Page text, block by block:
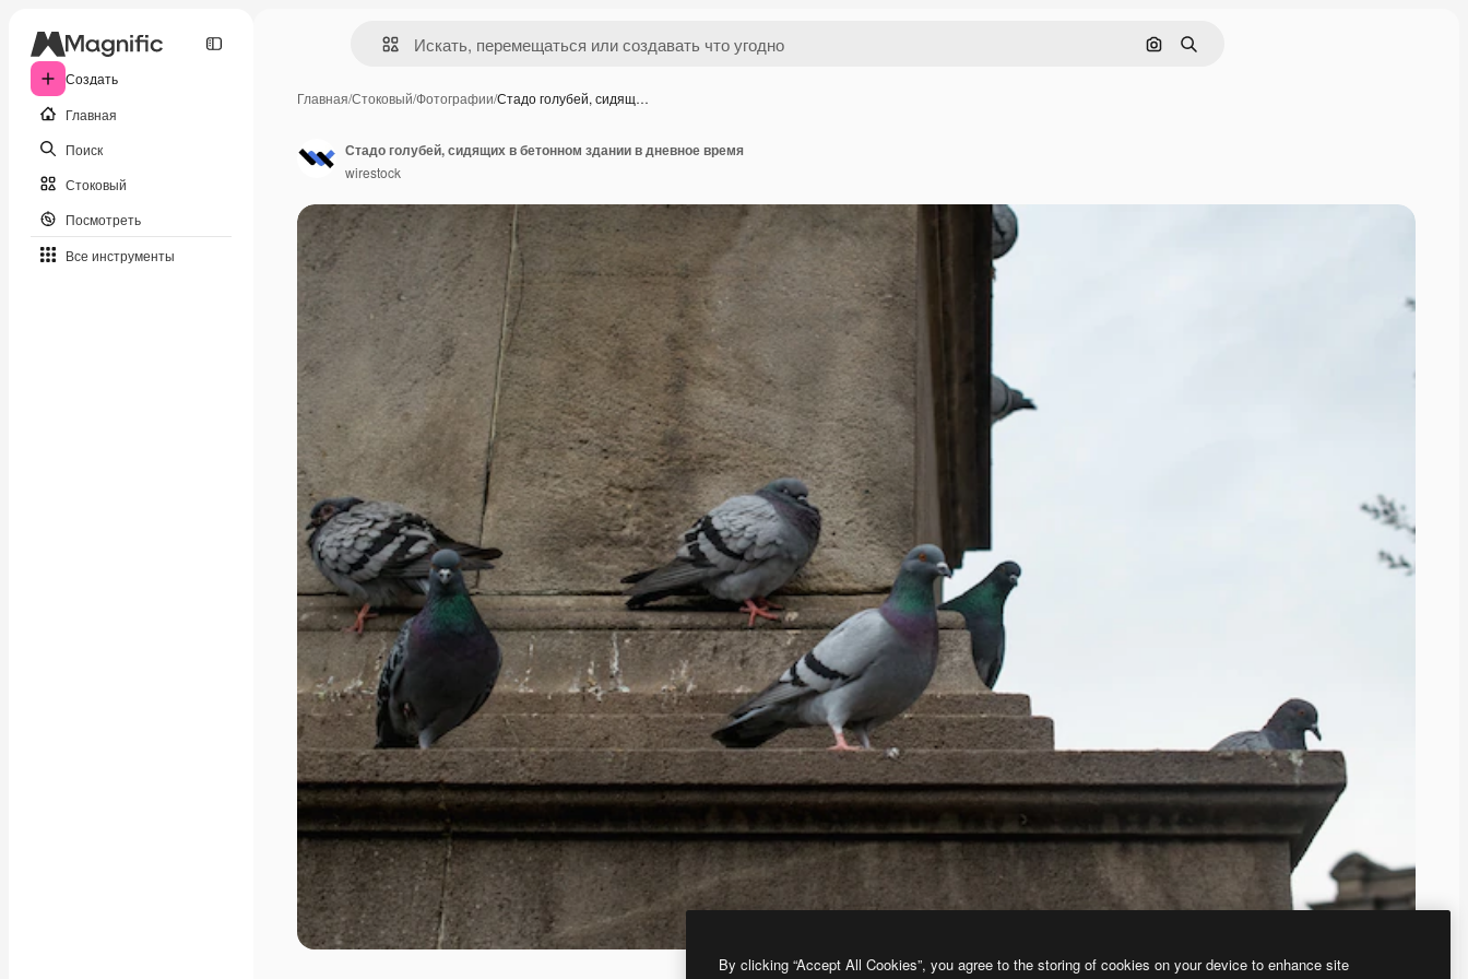
Создать
Главная
Поиск
Стоковый
Посмотреть
Все инструменты
Поиск по изображению
Поиск
Главная/Стоковый/Фотографии/Стадо голубей, сидящ…
Стадо голубей, сидящих в бетонном здании в дневное время
wirestock
By clicking “Accept All Cookies”, you agree to the storing of cookies on your device to enhance site